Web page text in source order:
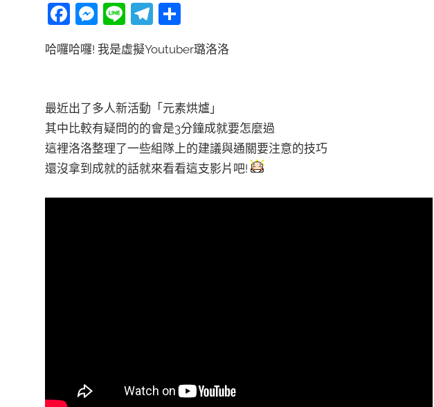
Facebook
Messenger
LineTelegram
分
哈囉哈囉! 我是虛擬Youtuber璐洛洛
最近出了多人新活動「元素烘爐」
其中比較有疑問的的會是3分鐘成就要怎麼過
這裡洛洛整理了一些組隊上的建議與通關要注意的技巧
還沒拿到成就的話就來看看這支影片吧!